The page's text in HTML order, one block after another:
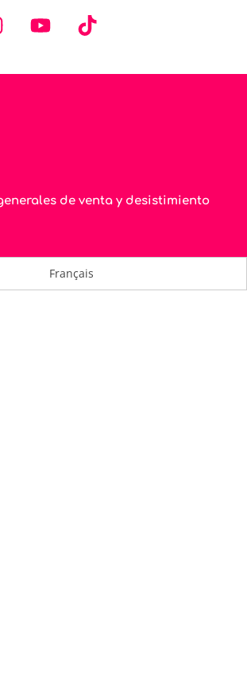
de venta y desistimiento
Français